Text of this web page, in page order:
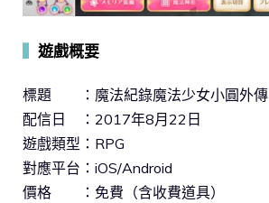
遊戲概要
標題 ：魔法紀錄魔法少女小圓外傳
配信日 ：2017年8月22日
遊戲類型：RPG
對應平台：iOS/Android
價格 ：免費（含收費道具）